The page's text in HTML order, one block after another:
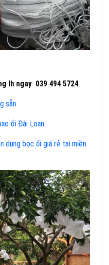
ngay 039 494 5724
sẵn
ổi Đài Loan
dụng bọc ổi giá rẻ tại miền